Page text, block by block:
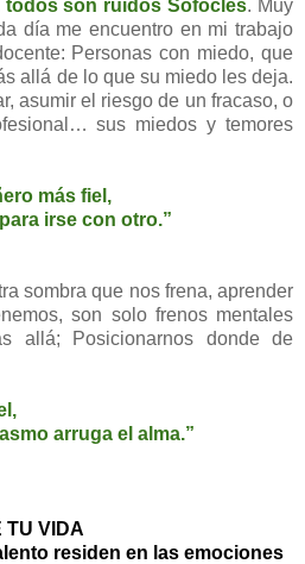
todos son ruidosSófocles. Muy
día me encuentro en mi trabajo
Personas con miedo, que
allá de lo que su miedo les deja.
asumir el riesgo de un fracaso, o
sus miedos y temores
más fiel,
irse con otro.”
sombra que nos frena, aprender
son solo frenos mentales
allá; Posicionarnos donde de
arruga el alma.”
TU VIDA
residen en las emociones